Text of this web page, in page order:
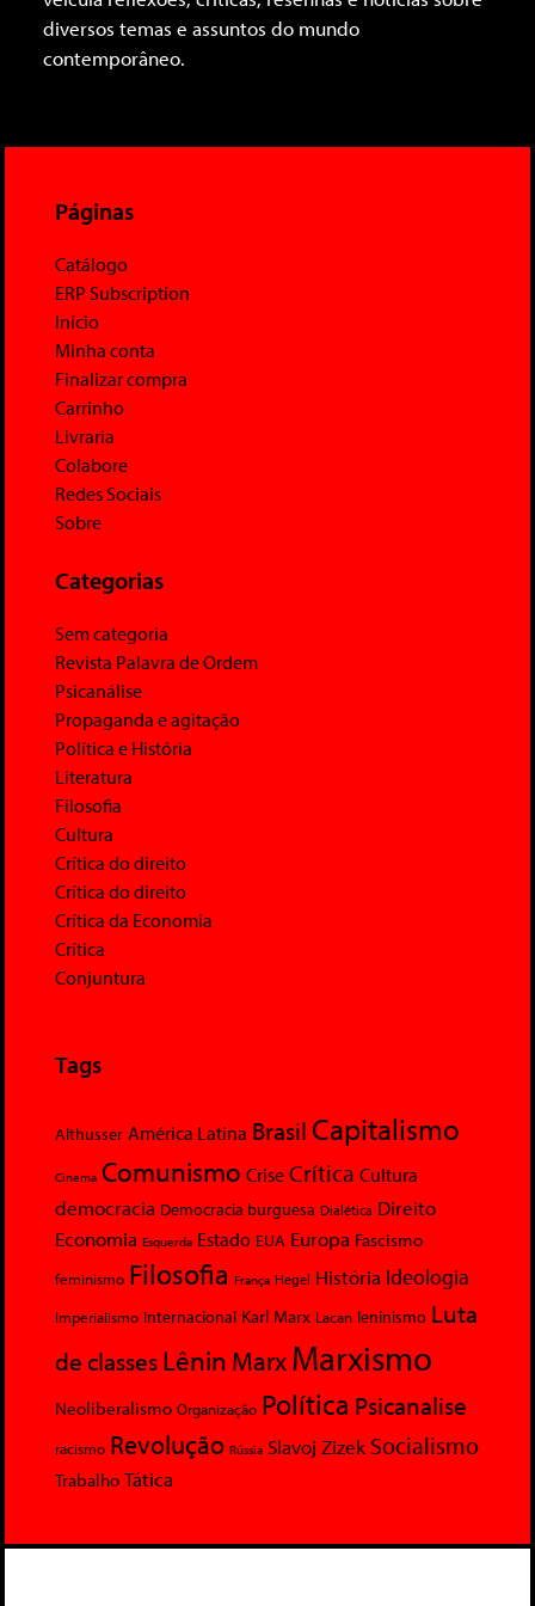
diversos temas e assuntos do mundo
contemporâneo.
Páginas
Catálogo
ERP Subscription
Início
Minha conta
Finalizar compra
Carrinho
Livraria
Colabore
Redes Sociais
Sobre
Categorias
Sem categoria
Revista Palavra de Ordem
Psicanálise
Propaganda e agitação
Política e História
Literatura
Filosofia
Cultura
Crítica do direito
Crítica do direito
Crítica da Economia
Crítica
Conjuntura
Tags
Althusser América Latina Brasil Capitalismo
Cinema Comunismo Crise Crítica Cultura
democracia Democracia burguesa Dialética Direito
Economia Esquerda Estado EUA Europa Fascismo
feminismo Filosofia França Hegel História Ideologia
Imperialismo Internacional Karl Marx Lacan leninismo Luta
de classesLênin MarxMarxismo
Neoliberalismo Organização Política Psicanalise
racismo Revolução Rússia Slavoj Zizek Socialismo
Trabalho Tática